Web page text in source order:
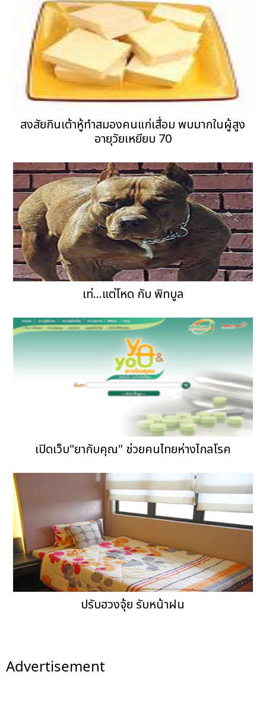
สงสัยกินเต้าหู้ทำสมองคนแก่เสื่อม พบมากในผู้สูง
อายุวัยเหยียบ 70
เท่...แต่โหด กับ พิทบูล
เปิดเว็บ"ยากับคุณ" ช่วยคนไทยห่างไกลโรค
ปรับฮวงจุ้ย รับหน้าฝน
Advertisement